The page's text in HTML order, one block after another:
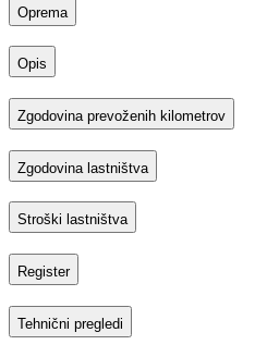
Oprema
Opis
Zgodovina prevoženih kilometrov
Zgodovina lastništva
Stroški lastništva
Register
Tehnični pregledi